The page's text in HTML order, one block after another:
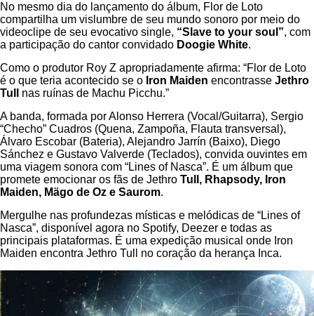
No mesmo dia do lançamento do álbum, Flor de Loto
compartilha um vislumbre de seu mundo sonoro por meio do
videoclipe de seu evocativo single, “Slave to your soul”, com
a participação do cantor convidado Doogie White.
Como o produtor Roy Z apropriadamente afirma: “Flor de Loto
é o que teria acontecido se o Iron Maiden encontrasse Jethro
Tull
nas ruínas de Machu Picchu.”
A banda, formada por Alonso Herrera (Vocal/Guitarra), Sergio
“Checho” Cuadros (Quena, Zampoña, Flauta transversal),
Álvaro Escobar (Bateria), Alejandro Jarrín (Baixo), Diego
Sánchez e Gustavo Valverde (Teclados), convida ouvintes em
uma viagem sonora com “Lines of Nasca”. É um álbum que
promete emocionar os fãs de Jethro Tull, Rhapsody, Iron
Maiden, Mägo de Oz e Saurom.
Mergulhe nas profundezas místicas e melódicas de “Lines of
Nasca”, disponível agora no Spotify, Deezer e todas as
principais plataformas. É uma expedição musical onde Iron
Maiden encontra Jethro Tull no coração da herança Inca.